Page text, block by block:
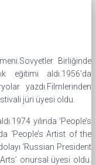
Birliğinde
eğitimi aldı.1956’da
yazdı.Filmlerinden
jüri üyesi oldu.
yılında ‘People’s
‘People’s Artist of the
‘Russian President
onursal üyesi oldu.